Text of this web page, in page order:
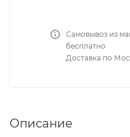
Самовывоз из
бесплатно
Доставка по
Описание